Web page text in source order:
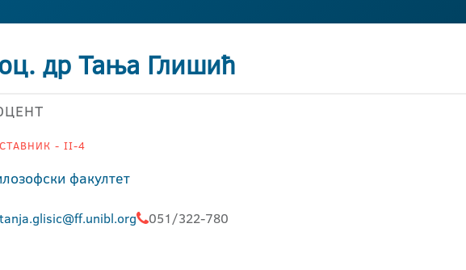
др Тања Глишић
- II-4
факултет
tanja.glisic@ff.unibl.org 051/322-780